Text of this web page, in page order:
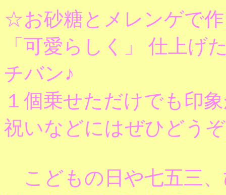
☆お砂糖とメレンゲで
「可愛らしく」 仕上げ
チバン♪
１個乗せただけでも印
祝いなどにはぜひどう
こどもの日や七五三